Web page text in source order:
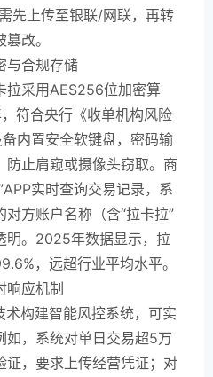
先上传至银联/网联，再转
改。
与合规存储
拉采用AES256位加密算
符合央行《收单机构风险
内置安全软键盘，密码输
防止肩窥或摄像头窃取。商
实时查询交易记录，系
方账户名称（含“拉卡拉”
明。2025年数据显示，拉
，远超行业平均水平。
响应机制
构建智能风控系统，可实
如，系统对单日交易超5万
证，要求上传经营凭证；对